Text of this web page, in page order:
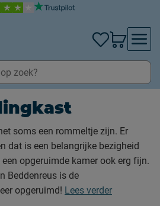
soms een rommeltje zijn. Er
dat is een belangrijke bezigheid
opgeruimde kamer ook erg fijn.
Beddenreus is de
opgeruimd! Lees verder